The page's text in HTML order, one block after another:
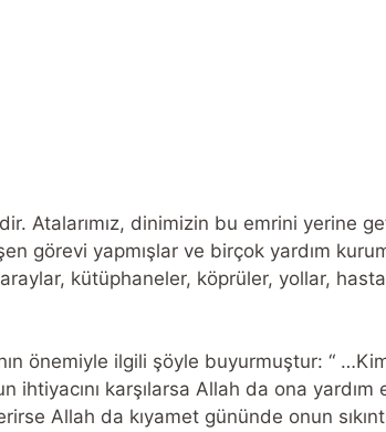
Atalarımız, dinimizin bu emrini yerine
görevi yapmışlar ve birçok yardım
kütüphaneler, köprüler, yollar,
önemiyle ilgili şöyle buyurmuştur: “
ihtiyacını karşılarsa Allah da ona yardım
Allah da kıyamet gününde onun